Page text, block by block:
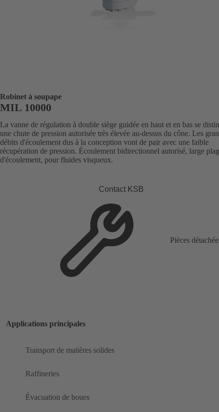
Robinet à soupape
MIL 10000
La vanne de régulation à double siège guidée en haut et en bas se
une chute de pression autorisée très élevée au-dessus du cône. Les
débits d'écoulement dus à la conception vont de pair avec une faible
récupération de pression. Écoulement bidirectionnel autorisé, large
d'écoulement, pour fluides visqueux.
Contact KSB
Pièces
Applications principales
Transport de matières solides
Raffineries
Évacuation de boues